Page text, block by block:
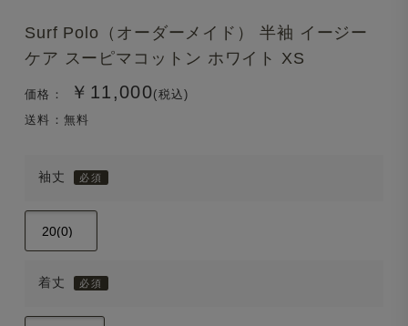
Surf Polo（オーダーメイド） 半袖 イージー
ケア スーピマコットン ホワイト XS
価格： ￥11,000(税込)
送料：無料
袖丈
着丈